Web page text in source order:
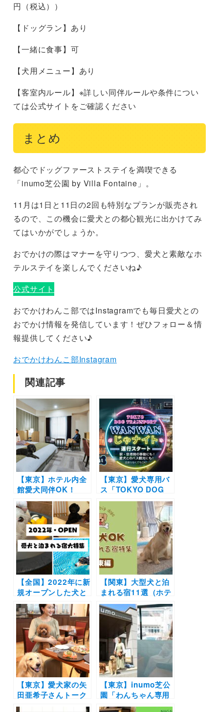
円（税込））
【ドッグラン】あり
【一緒に食事】可
【犬用メニュー】あり
【客室内ルール】※詳しい同伴ルールや条件につい
ては公式サイトをご確認ください
まとめ
都心でドッグファーストステイを満喫できる
「inumo芝公園 by Villa Fontaine」。
11月は1日と11日の2回も特別なプランが販売され
るので、この機会に愛犬との都心観光に出かけてみ
てはいかがでしょうか。
おでかけの際はマナーを守りつつ、愛犬と素敵なホ
テルステイを楽しんでくださいね♪
公式サイト
おでかけわんこ部ではInstagramでも毎日愛犬との
おでかけ情報を発信しています！ぜひフォロー＆情
報提供してください♪
おでかけわんこ部Instagram
関連記事
【東京】ホテル内全
館愛犬同伴OK！
「inumo芝公園 by
Villa Fontaine」開
業 | わんこ用メニュ
ーのあるレストラン
やドッグランも併設
のホテル
【東京】愛犬専用バ
ス「TOKYO DOG
TRANSPORT」より
期間限定の
「WANWANじゃナ
イト」の運行がスタ
ート！大型犬も乗車
OK！
【全国】2022年に新
規オープンした犬と
泊まれる宿・ホテ
ル・グランピング・
ヴィラ大特集！わん
こ用お風呂やドッグ
ラン併設のドッグフ
レンドリー施設を紹
介
【関東】大型犬と泊
まれる宿11選（ホテ
ル・旅館・グランピ
ング別）実際のおで
かけ写真レポ付き！
【東京】愛犬家の矢
田亜希子さんトーク
ショー付き特別プラ
【東京】inumo芝公
園「わんちゃん専用
バスで行くお花見ツ